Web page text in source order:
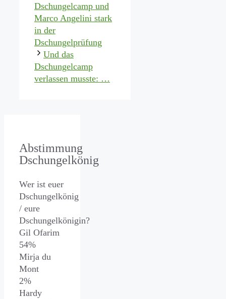
Dschungelcamp und
Marco Angelini stark
in der
Dschungelprüfung
Und das
Dschungelcamp
verlassen musste: …
Abstimmung
Dschungelkönig
Wer ist euer
Dschungelkönig
/ eure
Dschungelkönigin?
Gil Ofarim
54%
Mirja du
Mont
2%
Hardy